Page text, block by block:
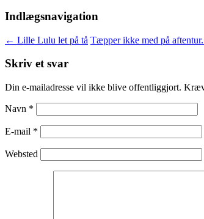
Indlægsnavigation
← Lille Lulu let på tå Tæpper ikke med på
Skriv et svar
Din e-mailadresse vil ikke blive offentliggjort.
Navn *
E-mail *
Websted